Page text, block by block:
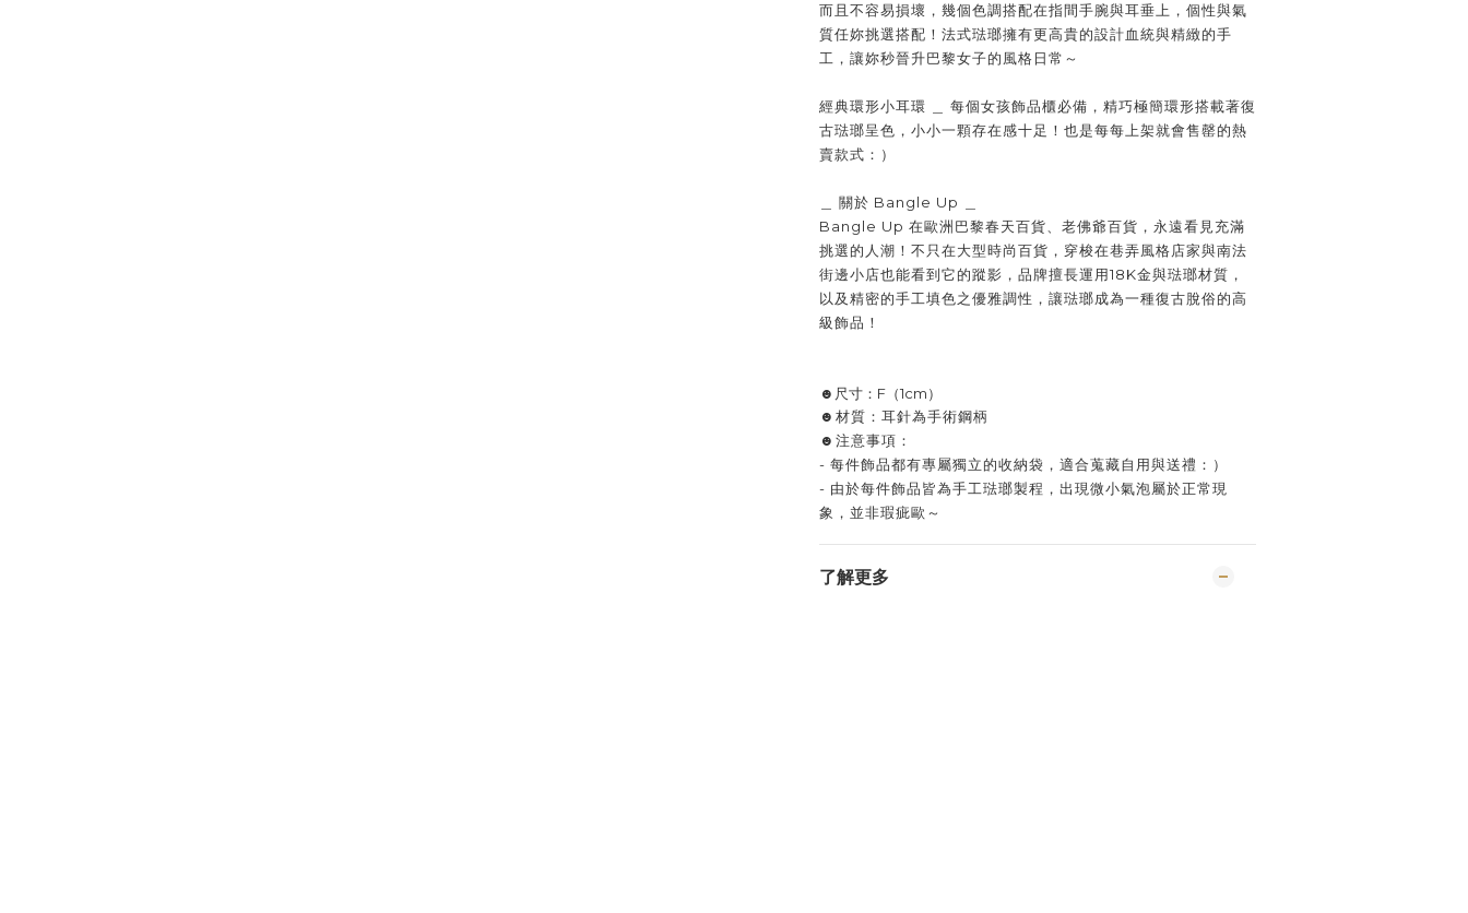
而且不容易損壞，幾個色調搭配在指間手腕與耳垂上，個性與氣
質任妳挑選搭配！法式琺瑯擁有更高貴的設計血統與精緻的手
工，讓妳秒晉升巴黎女子的風格日常～
經典環形小耳環 ＿ 每個女孩飾品櫃必備，精巧極簡環形搭載著復
古琺瑯呈色，小小一顆存在感十足！也是每每上架就會售罄的熱
賣款式：）
＿ 關於 Bangle Up ＿
Bangle Up 在歐洲巴黎春天百貨、老佛爺百貨，永遠看見充滿
挑選的人潮！不只在大型時尚百貨，穿梭在巷弄風格店家與南法
街邊小店也能看到它的蹤影，品牌擅長運用18K金與琺瑯材質，
以及精密的手工填色之優雅調性，讓琺瑯成為一種復古脫俗的高
級飾品！
☻尺寸：F（1cm）
☻材質：耳針為手術鋼柄
☻注意事項：
- 每件飾品都有專屬獨立的收納袋，適合蒐藏自用與送禮：）
- 由於每件飾品皆為手工琺瑯製程，出現微小氣泡屬於正常現
象，並非瑕疵歐～
了解更多